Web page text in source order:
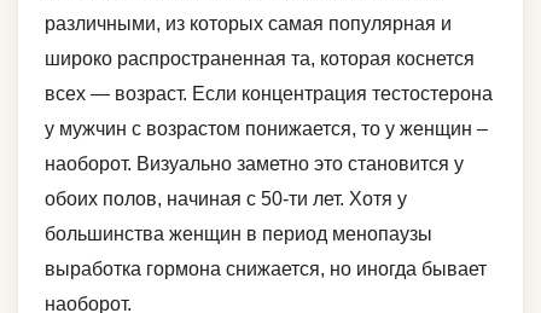
различными, из которых самая популярная и
широко распространенная та, которая коснется
всех — возраст. Если концентрация тестостерона
у мужчин с возрастом понижается, то у женщин –
наоборот. Визуально заметно это становится у
обоих полов, начиная с 50-ти лет. Хотя у
большинства женщин в период менопаузы
выработка гормона снижается, но иногда бывает
наоборот.